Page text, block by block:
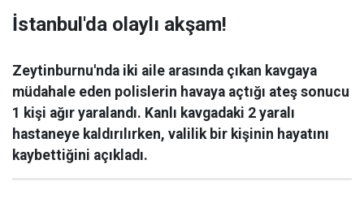
İstanbul'da olaylı akşam!
Zeytinburnu'nda iki aile arasında çıkan kavgaya
müdahale eden polislerin havaya açtığı ateş sonucu
1 kişi ağır yaralandı. Kanlı kavgadaki 2 yaralı
hastaneye kaldırılırken, valilik bir kişinin hayatını
kaybettiğini açıkladı.